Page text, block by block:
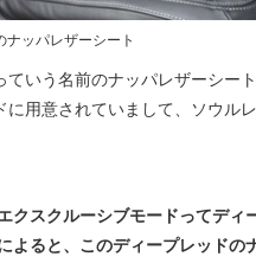
ッパレザーシート
いう名前のナッパレザーシー
に用意されていまして、ソウル
スクルーシブモードってディ
よると、このディープレッドの